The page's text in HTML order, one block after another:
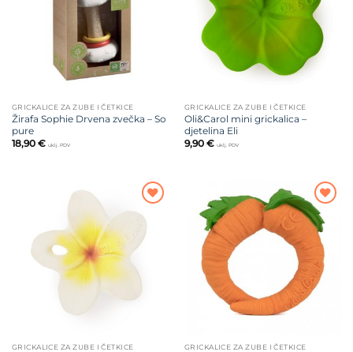
GRICKALICE ZA ZUBE I ČETKICE
Žirafa Sophie Drvena zvečka – So
pure
18,90 € uklj. PDV
GRICKALICE ZA ZUBE I ČETKICE
Oli&Carol mini grickalica –
djetelina Eli
9,90 € uklj. PDV
Dodajte
želja
GRICKALICE ZA ZUBE I ČETKICE
Dodajte
na listu
želja
GRICKALICE ZA ZUBE I ČETKICE